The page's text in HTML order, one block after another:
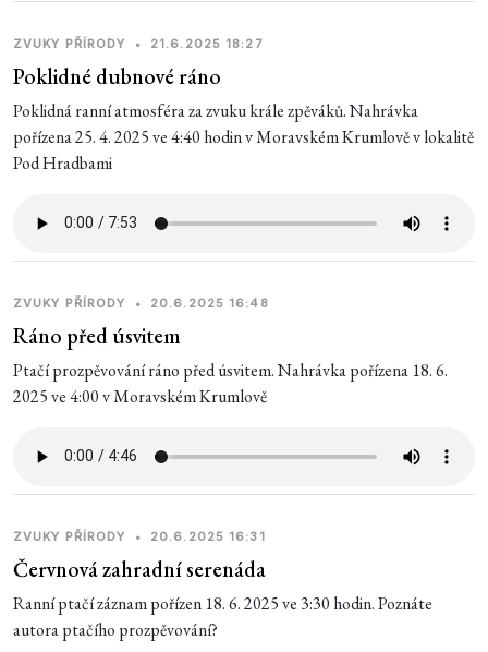
ZVUKY PŘÍRODY • 21.6.2025 18:27
Poklidné dubnové ráno
Poklidná ranní atmosféra za zvuku krále zpěváků. Nahrávka
pořízena 25. 4. 2025 ve 4:40 hodin v Moravském Krumlově v lokalitě
Pod Hradbami
ZVUKY PŘÍRODY • 20.6.2025 16:48
Ráno před úsvitem
Ptačí prozpěvování ráno před úsvitem. Nahrávka pořízena 18. 6.
2025 ve 4:00 v Moravském Krumlově
ZVUKY PŘÍRODY • 20.6.2025 16:31
Červnová zahradní serenáda
Ranní ptačí záznam pořízen 18. 6. 2025 ve 3:30 hodin. Poznáte
autora ptačího prozpěvování?